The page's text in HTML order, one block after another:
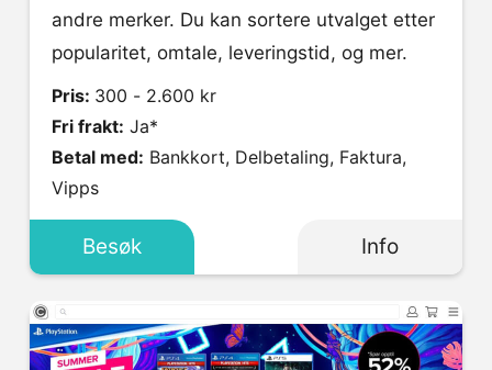
andre merker. Du kan sortere utvalget etter
popularitet, omtale, leveringstid, og mer.
Pris: 300 - 2.600 kr
Fri frakt: Ja*
Betal med:
Vipps
Besøk Info